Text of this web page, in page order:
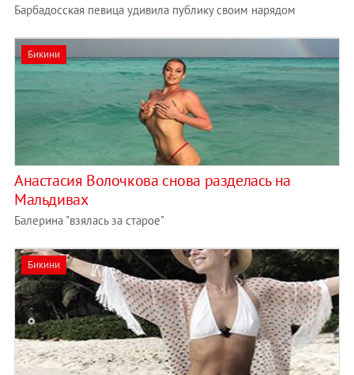
Барбадосская певица удивила публику своим нарядом
Бикини
Анастасия Волочкова снова разделась на
Мальдивах
Балерина "взялась за старое"
Бикини